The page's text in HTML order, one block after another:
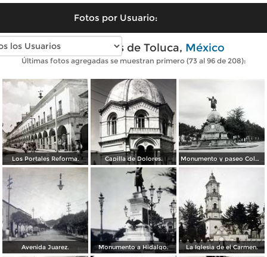
Fotos por Usuario:
Fotos antiguas de Toluca, México
Últimas fotos agregadas se muestran primero (73 al 96 de 208):
Los Portales Reforma. Capilla de Dolores. Monumento y paseo Colon.
Avenida Juarez. Monumento a Hidalgo. La Iglesia de el Carmen.